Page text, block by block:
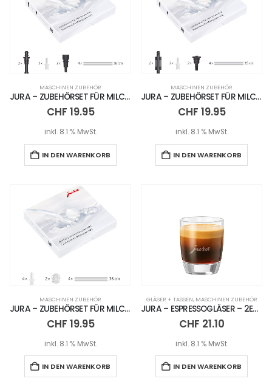
MASCHINEN ZUBEHÖR
JURA – ZUBEHÖRSET FÜR MILCHSYSTEME HP1
CHF 19.95
inkl. 8.1 % MwSt.
IN DEN WARENKORB
MASCHINEN ZUBEHÖR
JURA – ZUBEHÖRSET FÜR MILCHSYSTEME HP2
CHF 19.95
inkl. 8.1 % MwSt.
IN DEN WARENKORB
MASCHINEN ZUBEHÖR
JURA – ZUBEHÖRSET FÜR MILCHSYSTEME HP3
CHF 19.95
inkl. 8.1 % MwSt.
IN DEN WARENKORB
GLÄSER + TASSEN, MASCHINEN ZUBEHÖR
JURA – ESPRESSOGLÄSER – 2ER SET
CHF 21.10
inkl. 8.1 % MwSt.
IN DEN WARENKORB